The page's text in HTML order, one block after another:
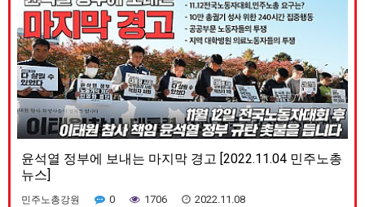
윤석열 정부에 보내는 마지막 경고 [2022.11.04 민주노총
뉴스]
민주노총강원 0 1706 2022.11.08